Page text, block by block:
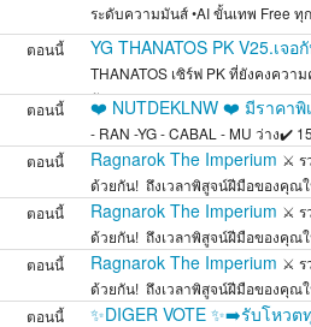
ระดับความมันส์ •AI ขั้นเทพ Free ทุ
• Cash
ตอนนี้ YG THANATOS PK V25.เจ
THANATOS เซิร์ฟ PK ที่ยังคงคว
อัพเดต V.
ตอนนี้ ❤️ NUTDEKLNW ❤️ มีราคาพิ
- RAN -YG - CABAL - MU ว่าง✔️
ตอนนี้
Ragnarok The Imperium ⚔️ ร
ด้วยกัน! ️ ถึงเวลาพิสูจน์ฝีมือของคุณ
ตอนนี้
Ragnarok The Imperium ⚔️ ร
ด้วยกัน! ️ ถึงเวลาพิสูจน์ฝีมือของคุณ
ตอนนี้
Ragnarok The Imperium ⚔️ ร
ด้วยกัน! ️ ถึงเวลาพิสูจน์ฝีมือของคุณ
ตอนนี้
✨DIGER VOTE ✨➡️รับโหวต